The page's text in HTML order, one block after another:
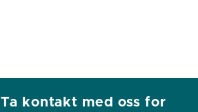
Ta kontakt med oss for